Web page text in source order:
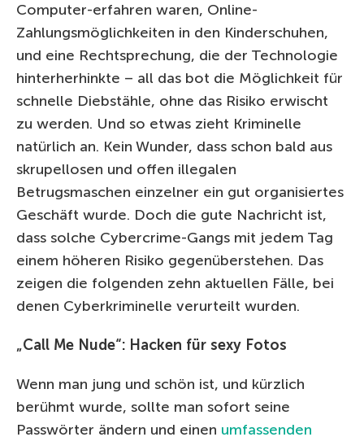
Computer-erfahren waren, Online-
Zahlungsmöglichkeiten in den Kinderschuhen,
und eine Rechtsprechung, die der Technologie
hinterherhinkte – all das bot die Möglichkeit für
schnelle Diebstähle, ohne das Risiko erwischt
zu werden. Und so etwas zieht Kriminelle
natürlich an. Kein Wunder, dass schon bald aus
skrupellosen und offen illegalen
Betrugsmaschen einzelner ein gut organisiertes
Geschäft wurde. Doch die gute Nachricht ist,
dass solche Cybercrime-Gangs mit jedem Tag
einem höheren Risiko gegenüberstehen. Das
zeigen die folgenden zehn aktuellen Fälle, bei
denen Cyberkriminelle verurteilt wurden.
„Call Me Nude“: Hacken für sexy Fotos
Wenn man jung und schön ist, und kürzlich
berühmt wurde, sollte man sofort seine
Passwörter ändern und einen umfassenden